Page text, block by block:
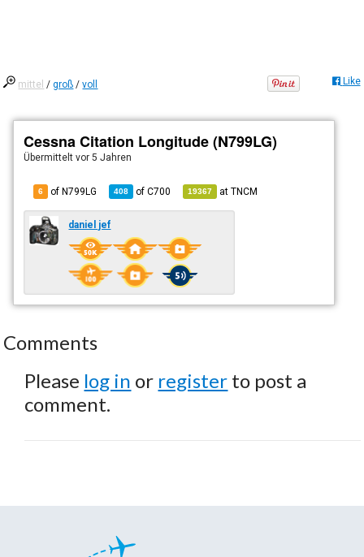
mittel /groß /voll Like
Cessna Citation Longitude (N799LG)
Übermitteltvor 5 Jahren
6 of N799LG 408 ofC700 19367 atTNCM
daniel jef
Comments
Please log in or register to post a
comment.